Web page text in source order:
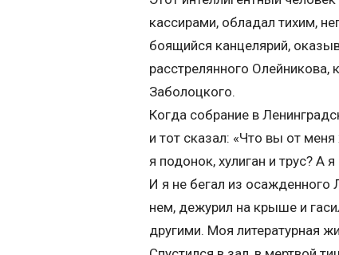
кассирами, обладал тихим,
боящийся канцелярий,
расстрелянного
Заболоцкого.
Когда собрание в
и тот сказал: «Что вы от меня
я подонок, хулиган и трус? А
И я не бегал из осажденного
нем, дежурил на крыше и
другими. Моя литературная